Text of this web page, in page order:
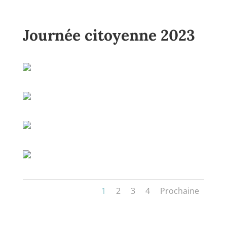
Journée citoyenne 2023
1 2 3 4 Prochaine